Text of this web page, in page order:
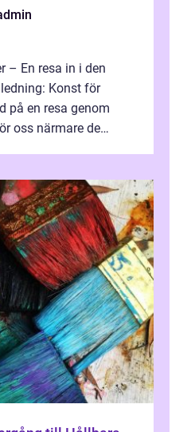
– En resa in i den
Konst för
på en resa genom
oss närmare de